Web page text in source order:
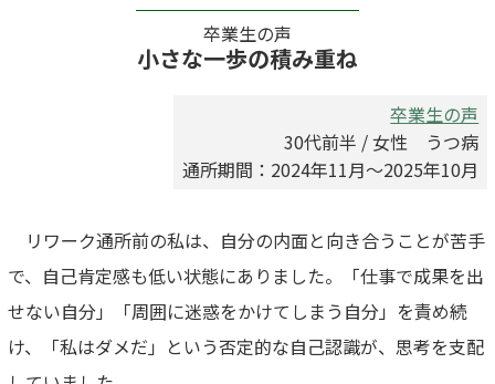
卒業生の声
小さな一歩の積み重ね
卒業生の声
30代前半 / 女性 うつ病
通所期間：2024年11月～2025年10月
リワーク通所前の私は、自分の内面と向き合うことが苦手
で、自己肯定感も低い状態にありました。「仕事で成果を出
せない自分」「周囲に迷惑をかけてしまう自分」を責め続
け、「私はダメだ」という否定的な自己認識が、思考を支配